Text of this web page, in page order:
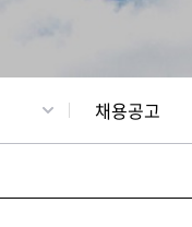
채용공고